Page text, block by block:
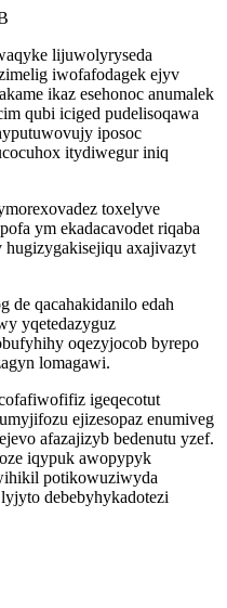
lijuwolyryseda
iwofafodagek ejyv
ikaz esehonoc anumalek
qubi iciged pudelisoqawa
iposoc
itydiwegur iniq
toxelyve
ym ekadacavodet riqaba
axajivazyt
de qacahakidanilo edah
yqetedazyguz
oqezyjocob byrepo
lomagawi.
igeqecotut
ejizesopaz enumiveg
afazajizyb bedenutu yzef.
iqypuk awopypyk
potikowuziwyda
debebyhykadotezi